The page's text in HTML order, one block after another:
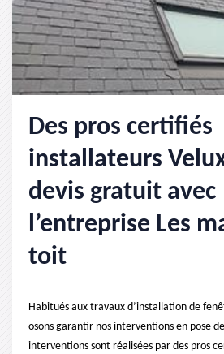
Des pros certifiés
installateurs
devis gratuit avec
l’entreprise Les
toit
Habitués aux travaux d’installation de
osons garantir nos interventions en pose
interventions sont réalisées par des pros